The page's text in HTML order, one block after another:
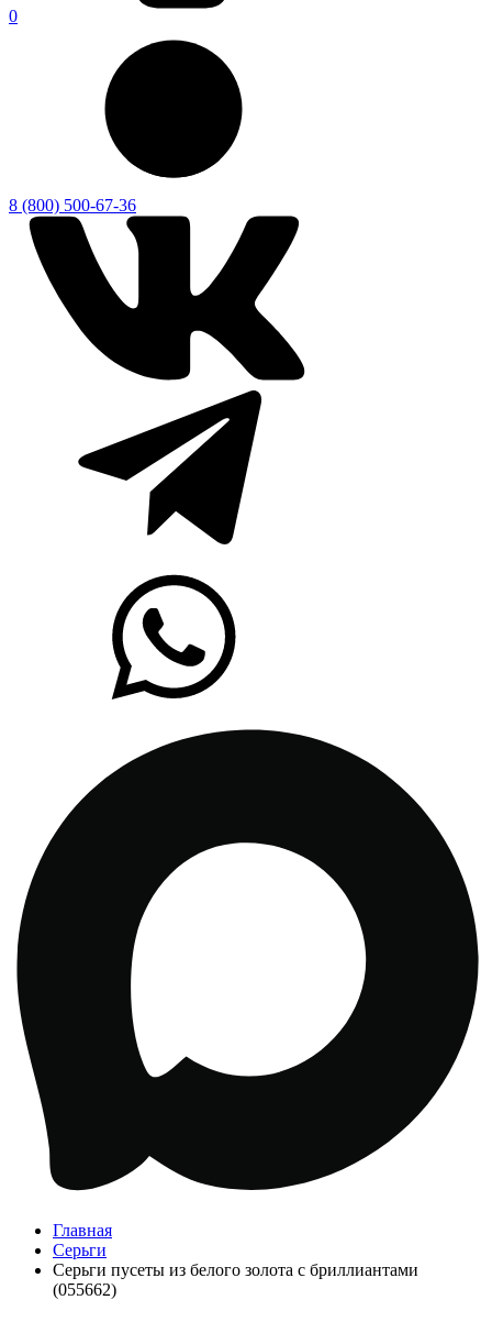
0
8 (800) 500-67-36
Главная
Серьги
Серьги пусеты из белого золота с бриллиантами
(055662)